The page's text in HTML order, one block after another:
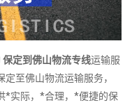
保定到佛山物流专线运输服
至佛山物流运输服务，
*实际，*合理，*便捷的保